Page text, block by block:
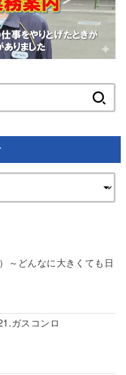
:
～どんなに大きくても日
ガスコンロ